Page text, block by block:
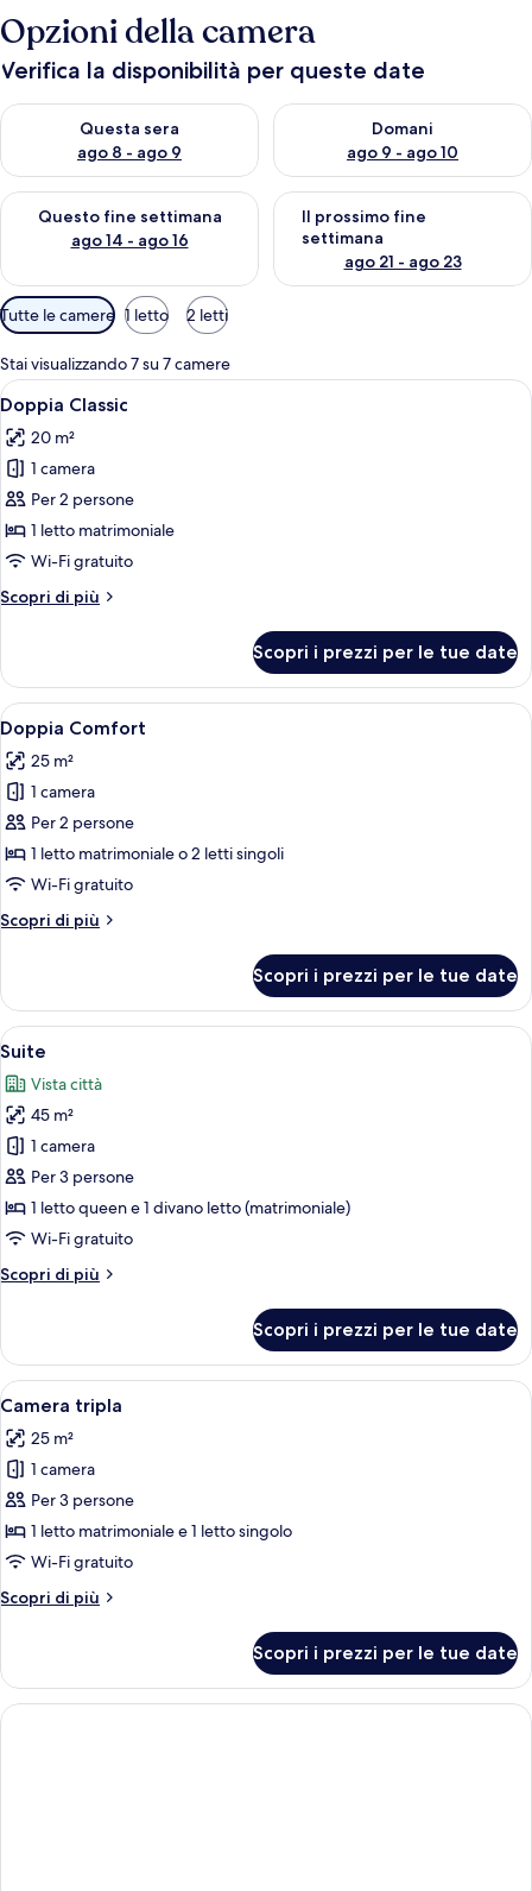
Opzioni della camera
Verifica la disponibilità per queste date
Questa sera
ago 8 - ago 9
Verifica la disponibilità per questa sera, ago 8 - ago 9
Domani
ago 9 - ago 10
Verifica la disponibilità per
Questo fine settimana
ago 14 - ago 16
Verifica la disponibilità per questo fine settimana, ago 14 -
Il prossimo fine
settimana
ago 21 - ago 23
Verifica la disponibilità per il
Filtri
disponibili
per
le
camere
Tutte le camere 1 letto 2 letti
Stai visualizzando 7 su 7 camere
Apri
tutte
le
foto
per
Doppia
Classic
Una camera d'albergo con un letto
6
Doppia Classic
20 m²
1 camera
Per 2 persone
1 letto matrimoniale
Wi-Fi gratuito
Scopri di più
Altri
Classic
Scopri i prezzi per le tue date
Apri
tutte
le
foto
per
Doppia
Comfort
Biancheria da letto di alta qualità,
5
Doppia Comfort
25 m²
1 camera
Per 2 persone
1 letto matrimoniale o 2 letti singoli
Wi-Fi gratuito
Scopri di più
Altri
Comfort
Scopri i prezzi per le tue date
Apri
tutte
le
foto
per
Suite
Camera d'albergo con divano, due
8
Suite
Vista città
45 m²
1 camera
Per 3 persone
1 letto queen e 1 divano letto (matrimoniale)
Wi-Fi gratuito
Scopri di più
Altri
Scopri i prezzi per le tue date
Apri
tutte
le
foto
per
Camera
tripla
Biancheria da letto di alta qualità,
5
Camera tripla
25 m²
1 camera
Per 3 persone
1 letto matrimoniale e 1 letto singolo
Wi-Fi gratuito
Scopri di più
Altri
tripla
Scopri i prezzi per le tue date